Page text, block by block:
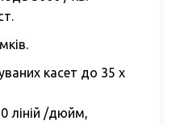
касет до 35 х
ліній /дюйм,